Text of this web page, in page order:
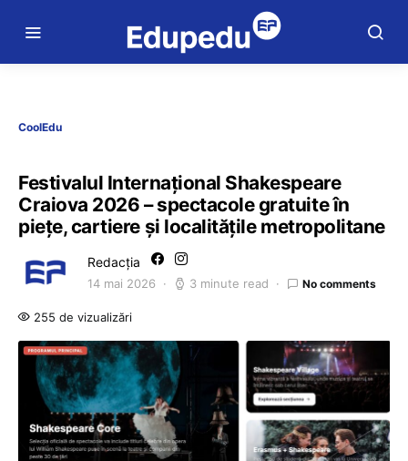
CoolEdu
Festivalul Internaţional Shakespeare
Craiova 2026 – spectacole gratuite în
pieţe, cartiere şi localităţile metropolitane
Redacția
14 mai 2026 3 minute read No comments
255 de vizualizări